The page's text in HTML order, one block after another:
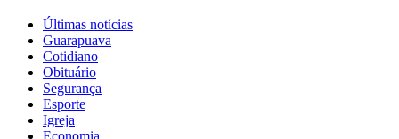
Últimas notícias
Guarapuava
Cotidiano
Obituário
Segurança
Esporte
Igreja
Economia